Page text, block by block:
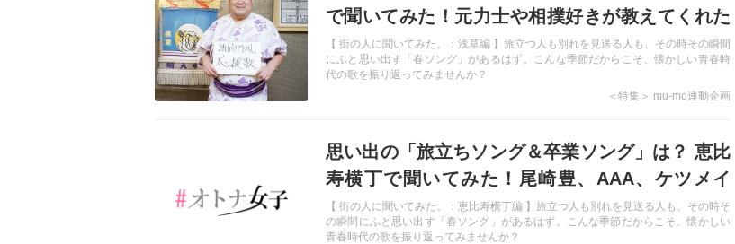
で聞いてみた！元力士や相撲好きが教えてくれた
青春の名曲たち！
【 街の人に聞いてみた。：浅草編 】旅立つ人も別れを見送る人も、その時その瞬間
にふと思い出す「春ソング」があるはず。こんな季節だからこそ、懐かしい青春時
代の歌を振り返ってみませんか？
＜特集＞ mu-mo連動企画
思い出の「旅立ちソング＆卒業ソング」は？ 恵比
寿横丁で聞いてみた！尾崎豊、AAA、ケツメイ
シ、青春の名曲たち…！
【 街の人に聞いてみた。：恵比寿横丁編 】旅立つ人も別れを見送る人も、その時そ
の瞬間にふと思い出す「春ソング」があるはず。こんな季節だからこそ、懐かしい
青春時代の歌を振り返ってみませんか？